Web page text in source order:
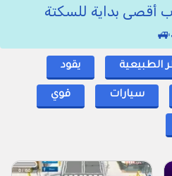
أقصى بداية للسكتة
الطبيعية يقود
سيارات قوي